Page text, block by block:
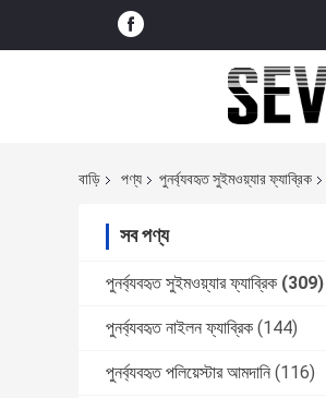
বাড়ি পণ্য পুনর্ব্যবহৃত সুইমওয়্যার ফ্যাব্রিক
সব পণ্য
পুনর্ব্যবহৃত সুইমওয়্যার ফ্যাব্রিক (309)
পুনর্ব্যবহৃত নাইলন ফ্যাব্রিক (144)
পুনর্ব্যবহৃত পলিয়েস্টার আমদানি (116)